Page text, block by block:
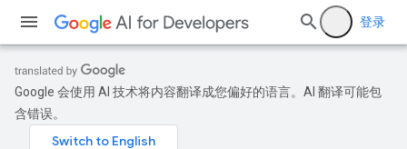
登录
Google 会使用 AI 技术将内容翻译成您偏好的语言。AI 翻译可能包
含错误。